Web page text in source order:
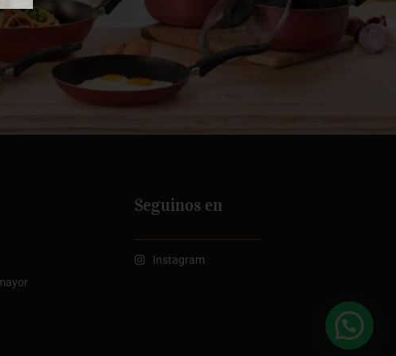
Seguinos en
Instagram